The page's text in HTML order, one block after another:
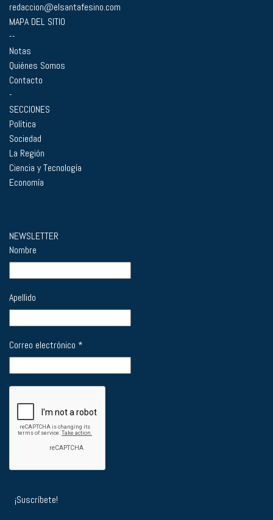
redaccion@elsantafesino.com
MAPA DEL SITIO
--
Notas
Quiénes Somos
Contacto
-
SECCIONES
Política
Sociedad
La Región
Ciencia y Tecnología
Economía
NEWSLETTER
Nombre
Apellido
Correo electrónico *